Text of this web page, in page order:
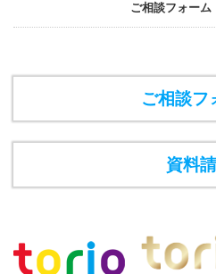
ご相談フォーム
ご相談フ
資料